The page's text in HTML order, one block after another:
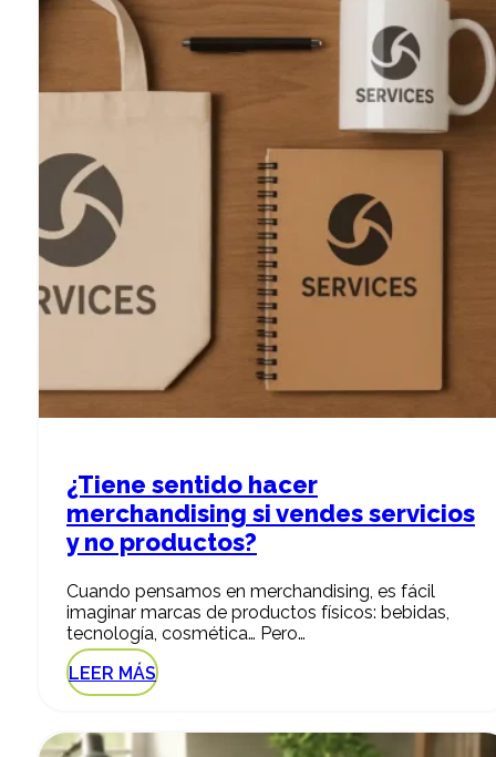
¿Tiene sentido hacer
merchandising si vendes servicios
y no productos?
Cuando pensamos en merchandising, es fácil
imaginar marcas de productos físicos: bebidas,
tecnología, cosmética… Pero…
LEER MÁS